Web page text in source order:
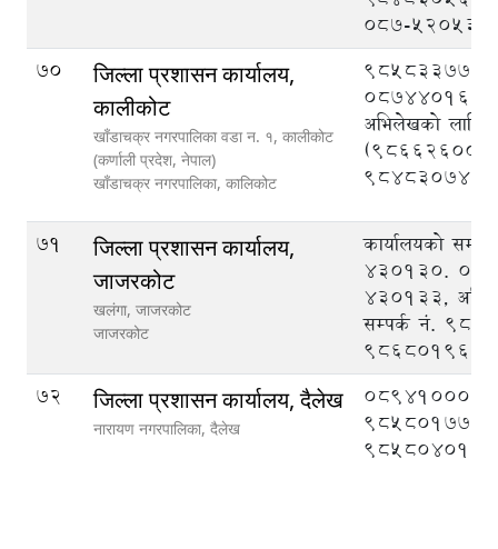
०८७-५२०५३०
70
जिल्ला प्रशासन कार्यालय,
कालीकोट
खाँडाचक्र नगरपालिका वडा न‌‍. १, कालीकाेट
(कर्णाली प्रदेश, नेपाल)
खाँडाचक्र नगरपालिका, कालिकोट
087440162,
अभिलेखको लागि
71
जिल्ला प्रशासन कार्यालय,
जाजरकोट
खलंगा, जाजरकोट
जाजरकोट
कार्यालयको
430130.
430133,
सम्पर्क नं.
9868019604
72
जिल्ला प्रशासन कार्यालय, दैलेख
नारायण नगरपालिका, दैलेख
089410008,
9858040126